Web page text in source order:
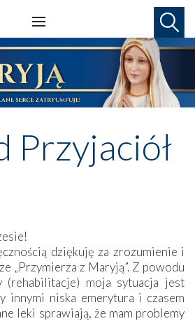
Przyjaciół
dziękuję za zrozumienie i
„Przymierza z Maryją”. Z powodu
(rehabilitacje) moja sytuacja jest
innymi niska emerytura i czasem
leki sprawiają, że mam problemy